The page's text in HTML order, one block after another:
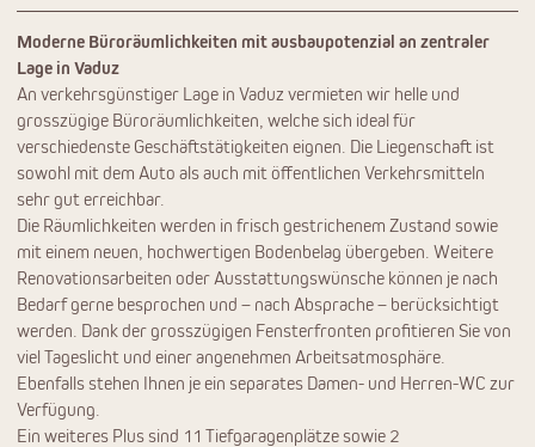
Moderne Büroräumlichkeiten mit ausbaupotenzial an zentraler
Lage in Vaduz
An verkehrsgünstiger Lage in Vaduz vermieten wir helle und
grosszügige Büroräumlichkeiten, welche sich ideal für
verschiedenste Geschäftstätigkeiten eignen. Die Liegenschaft ist
sowohl mit dem Auto als auch mit öffentlichen Verkehrsmitteln
sehr gut erreichbar.
Die Räumlichkeiten werden in frisch gestrichenem Zustand sowie
mit einem neuen, hochwertigen Bodenbelag übergeben. Weitere
Renovationsarbeiten oder Ausstattungswünsche können je nach
Bedarf gerne besprochen und – nach Absprache – berücksichtigt
werden. Dank der grosszügigen Fensterfronten profitieren Sie von
viel Tageslicht und einer angenehmen Arbeitsatmosphäre.
Ebenfalls stehen Ihnen je ein separates Damen- und Herren-WC zur
Verfügung.
Ein weiteres Plus sind 11 Tiefgaragenplätze sowie 2